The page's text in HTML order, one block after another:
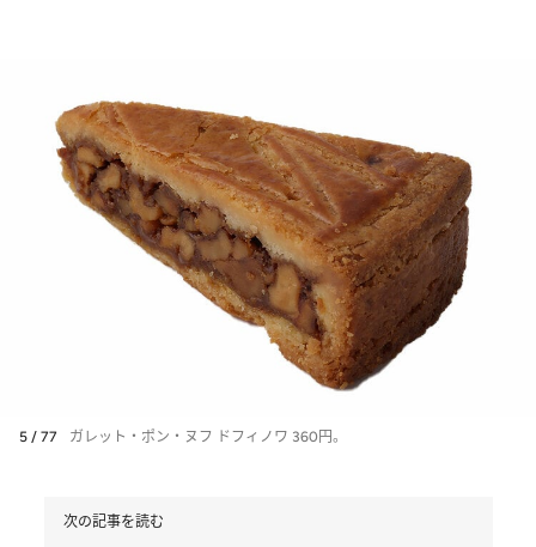
5 / 77 ガレット・ポン・ヌフ ドフィノワ 360円。
次の記事を読む